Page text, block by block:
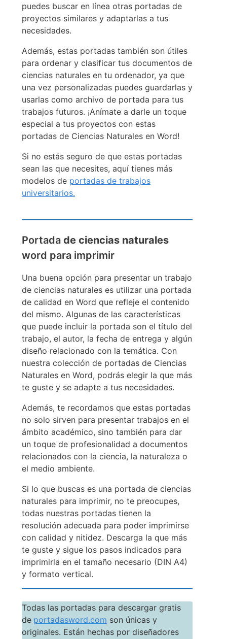
puedes buscar en línea otras portadas de
proyectos similares y adaptarlas a tus
necesidades.
Además, estas portadas también son útiles
para ordenar y clasificar tus documentos de
ciencias naturales en tu ordenador, ya que
una vez personalizadas puedes guardarlas y
usarlas como archivo de portada para tus
trabajos futuros. ¡Anímate a darle un toque
especial a tus proyectos con estas
portadas de Ciencias Naturales en Word!
Si no estás seguro de que estas portadas
sean las que necesites, aquí tienes más
modelos de portadas de trabajos
universitarios.
Portada de ciencias naturales
word para imprimir
Una buena opción para presentar un trabajo
de ciencias naturales es utilizar una portada
de calidad en Word que refleje el contenido
del mismo. Algunas de las características
que puede incluir la portada son el título del
trabajo, el autor, la fecha de entrega y algún
diseño relacionado con la temática. Con
nuestra colección de portadas de Ciencias
Naturales en Word, podrás elegir la que más
te guste y se adapte a tus necesidades.
Además, te recordamos que estas portadas
no solo sirven para presentar trabajos en el
ámbito académico, sino también para dar
un toque de profesionalidad a documentos
relacionados con la ciencia, la naturaleza o
el medio ambiente.
Si lo que buscas es una portada de ciencias
naturales para imprimir, no te preocupes,
todas nuestras portadas tienen la
resolución adecuada para poder imprimirse
con calidad y nitidez. Descarga la que más
te guste y sigue los pasos indicados para
imprimirla en el tamaño necesario (DIN A4)
y formato vertical.
Todas las portadas para descargar gratis
de portadasword.com son únicas y
originales. Están hechas por diseñadores